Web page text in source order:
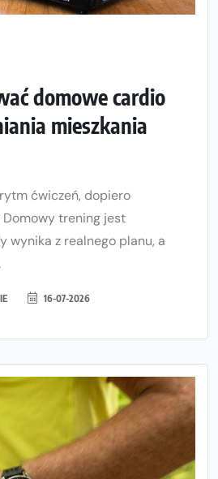
domowe cardio
mieszkania
ćwiczeń, dopiero
trening jest
wynika z realnego planu, a
16-07-2026